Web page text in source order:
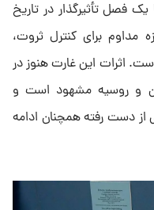
فصل تأثیرگذار در تاریخ
مداوم برای کنترل ثروت،
در قرن ۱۹ میلادی است. اثرات این غارت هنوز در
و روسیه مشهود است و
از دست رفته همچنان ادامه